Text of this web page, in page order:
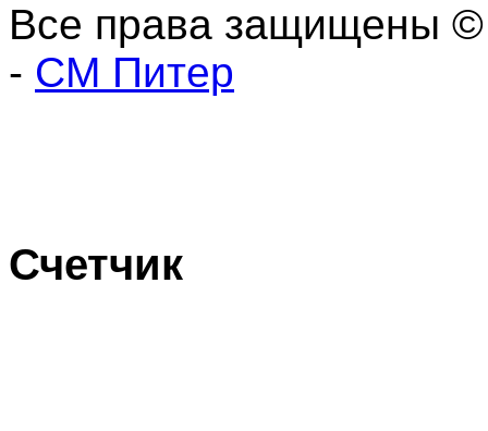
Все права защищены
- СМ Питер
Счетчик